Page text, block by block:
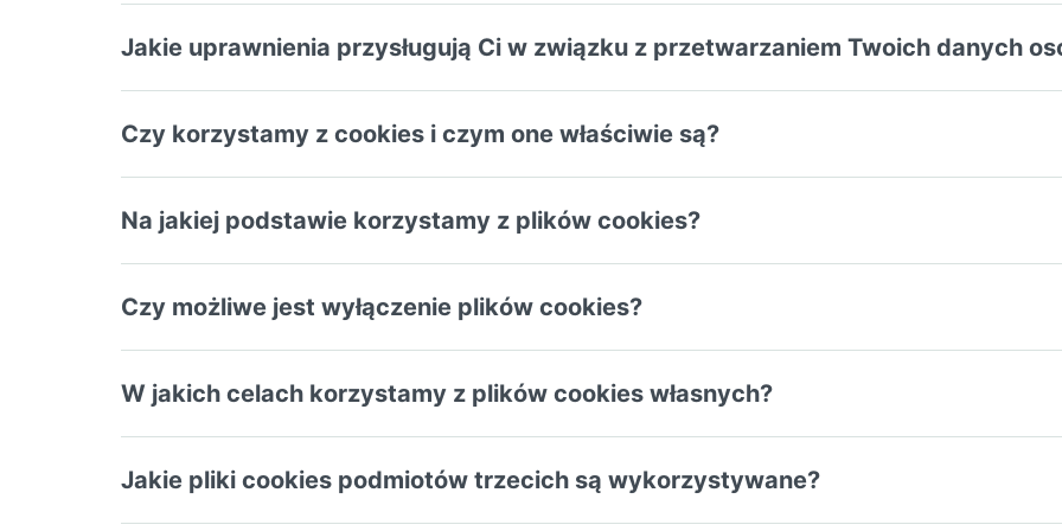
Jakie uprawnienia przysługują Ci w związku z przetwarzaniem Twoich danych
Czy korzystamy z cookies i czym one właściwie są?
Na jakiej podstawie korzystamy z plików cookies?
Czy możliwe jest wyłączenie plików cookies?
W jakich celach korzystamy z plików cookies własnych?
Jakie pliki cookies podmiotów trzecich są wykorzystywane?